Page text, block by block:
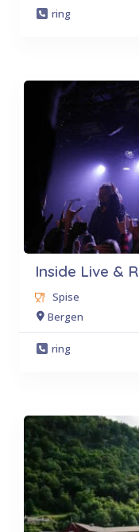
ring
Inside Live &
Spise
Bergen
ring